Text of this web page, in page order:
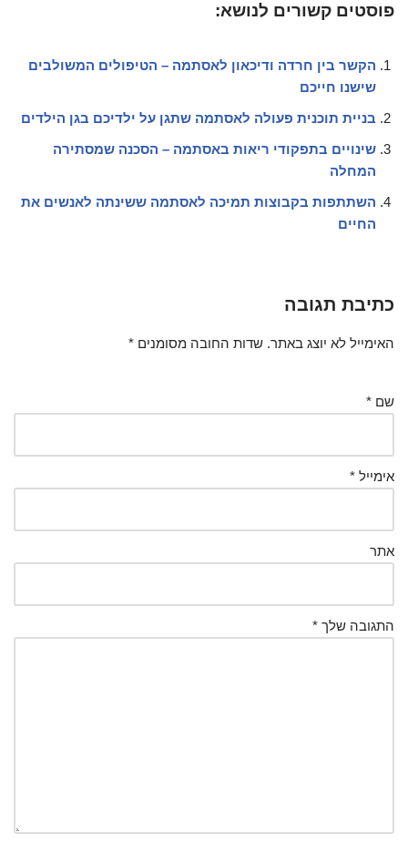
פוסטים קשורים לנושא:
הקשר בין חרדה ודיכאון לאסתמה – הטיפולים המשולבים
שישנו חייכם
בניית תוכנית פעולה לאסתמה שתגן על ילדיכם בגן הילדים
שינויים בתפקודי ריאות באסתמה – הסכנה שמסתירה
המחלה
השתתפות בקבוצות תמיכה לאסתמה ששינתה לאנשים את
החיים
כתיבת תגובה
האימייל לא יוצג באתר. שדות החובה מסומנים *
שם *
אימייל *
אתר
התגובה שלך *